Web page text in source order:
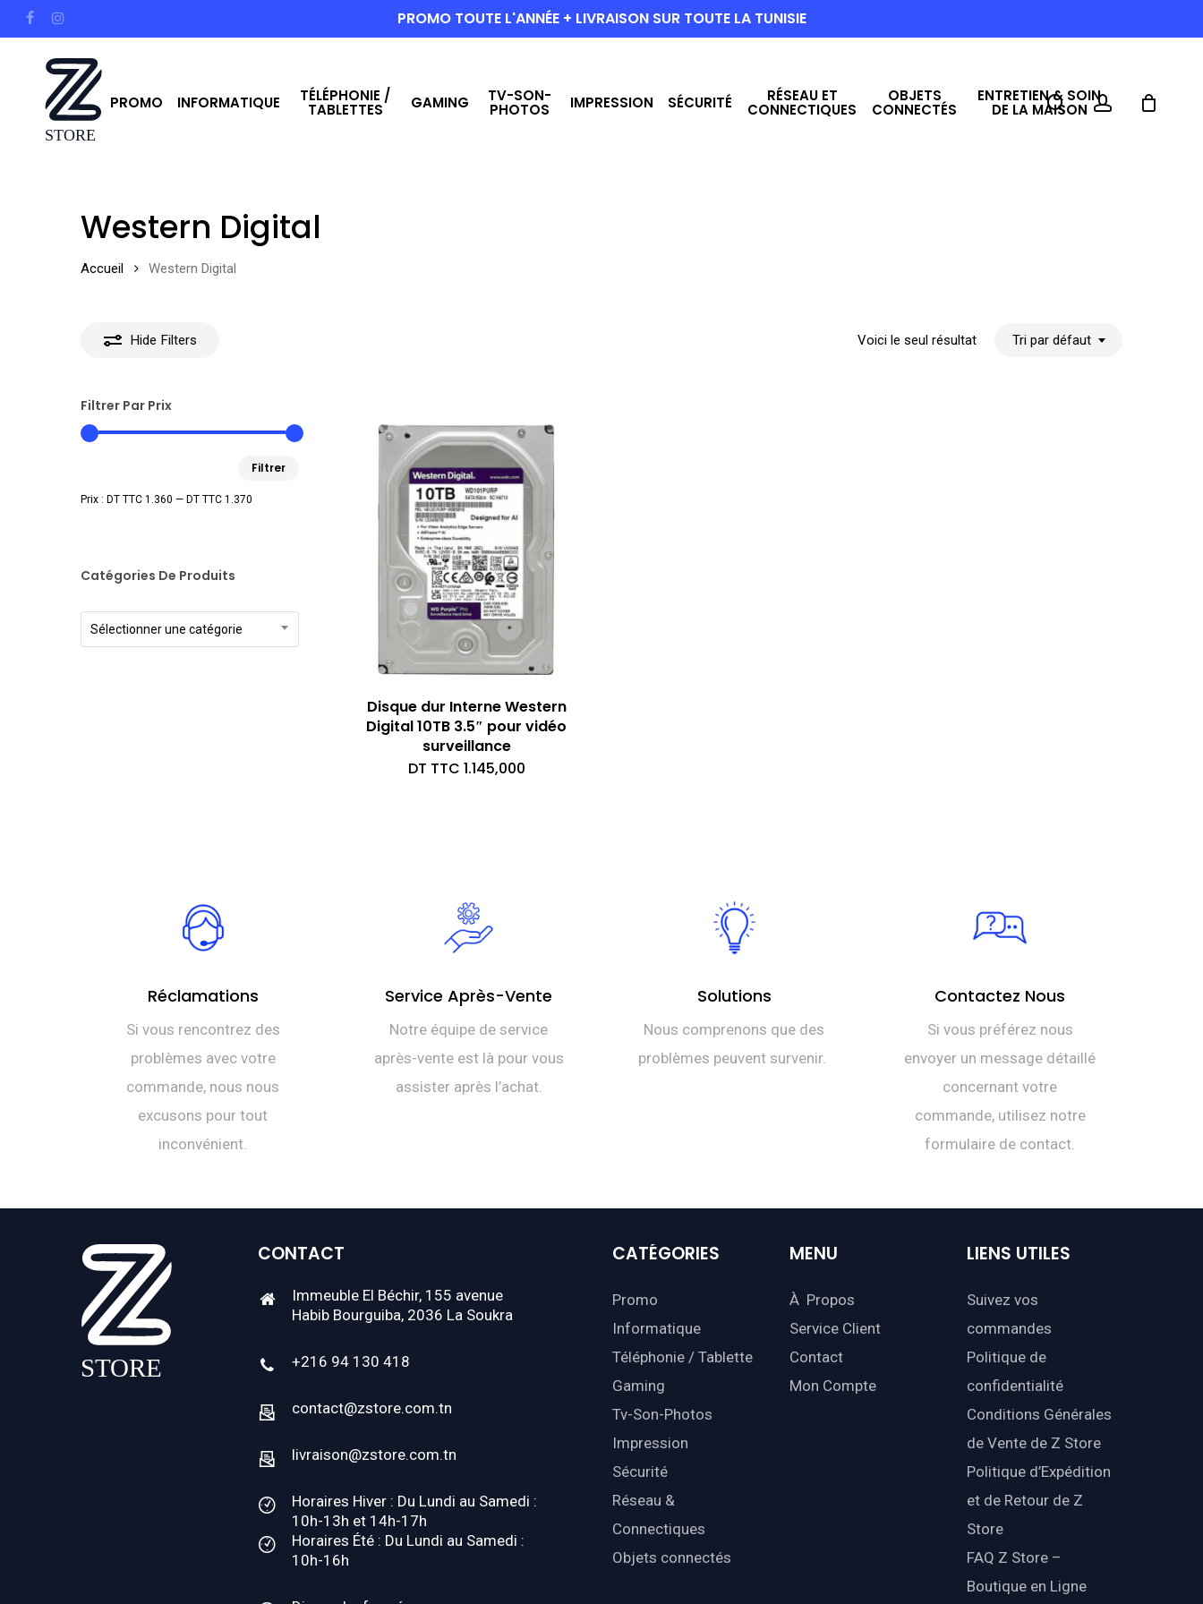
to
facebookinstagram PROMO TOUTE L'ANNÉE + LIVRAISON SUR TOUTE LA TUNISIE
PROMO INFORMATIQUE TÉLÉPHONIE /
TABLETTES GAMING TV-SON-
PHOTOS IMPRESSION SÉCURITÉ RÉSEAU ET
CONNECTIQUES
OBJETS
CONNECTÉS
ENTRETIEN & SOIN
DE LA MAISONsearchaccount
Western Digital
Accueil Western Digital
Hide Filters Voici le seul résultat Tri par défaut
Filtrer Par Prix
Filtrer
Prix : DT TTC 1.360 — DT TTC 1.370
Catégories De Produits
Sélectionner une catégorie
Disque dur Interne Western
Digital 10TB 3.5″ pour vidéo
surveillance
DT TTC 1.145,000
Réclamations
Si vous rencontrez des
problèmes avec votre
commande, nous nous
excusons pour tout
inconvénient.
Service Après-Vente
Notre équipe de service
après-vente est là pour vous
assister après l’achat.
Solutions
Nous comprenons que des
problèmes peuvent survenir.
Contactez Nous
Si vous préférez nous
envoyer un message détaillé
concernant votre
commande, utilisez notre
formulaire de contact.
CONTACT
Immeuble El Béchir, 155 avenue
Habib Bourguiba, 2036 La Soukra
+216 94 130 418
contact@zstore.com.tn
livraison@zstore.com.tn
Horaires Hiver : Du Lundi au Samedi :
10h-13h et 14h-17h
Horaires Été : Du Lundi au Samedi :
10h-16h
CATÉGORIES
Promo
Informatique
Téléphonie / Tablette
Gaming
Tv-Son-Photos
Impression
Sécurité
Réseau &
Connectiques
Objets connectés
MENU
À Propos
Service Client
Contact
Mon Compte
LIENS UTILES
Suivez vos
commandes
Politique de
confidentialité
Conditions Générales
de Vente de Z Store
Politique d’Expédition
et de Retour de Z
Store
FAQ Z Store –
Boutique en Ligne